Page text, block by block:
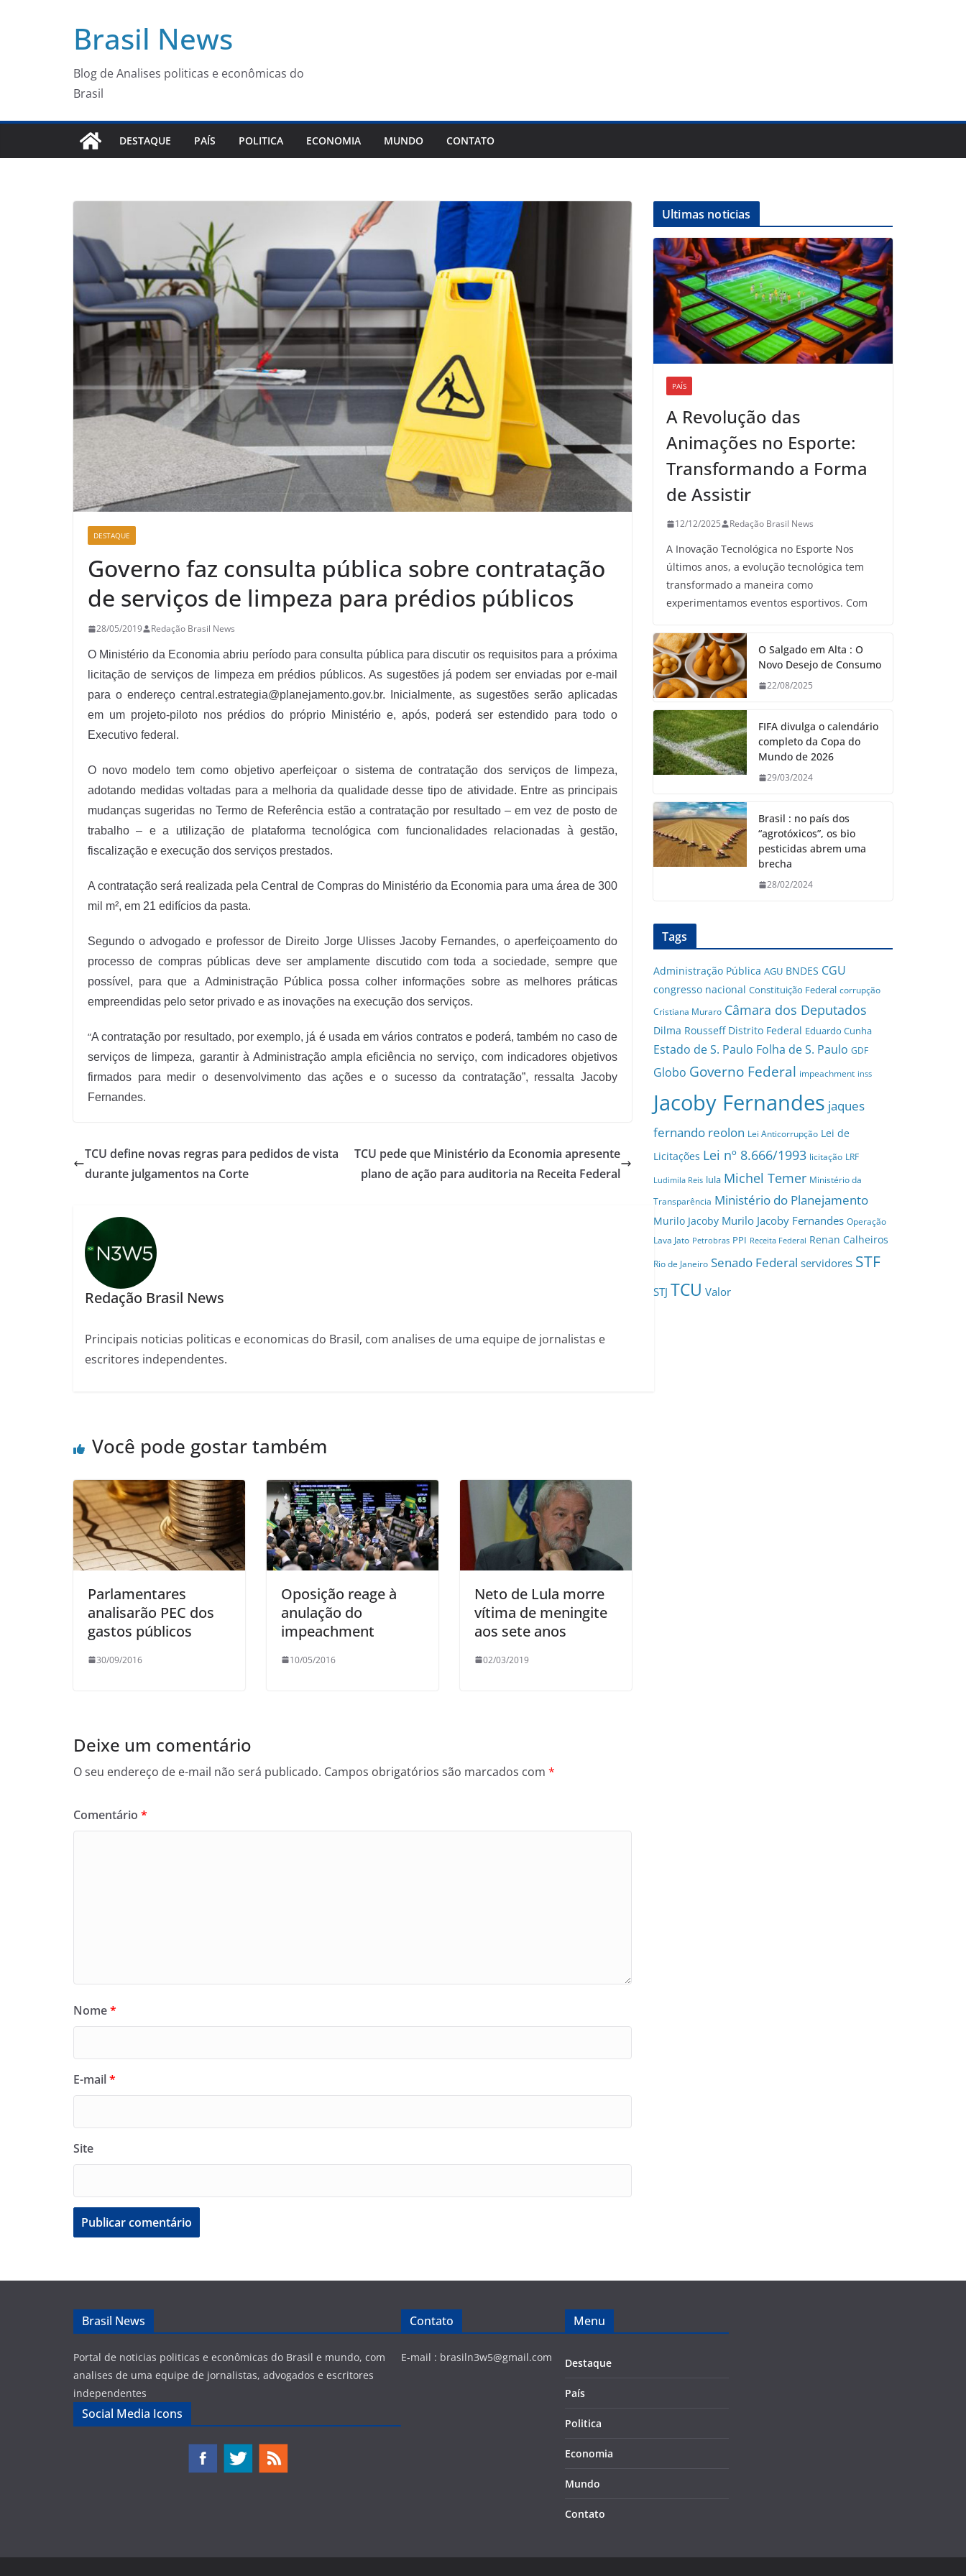
Brasil News
Blog de Analises politicas e econômicas do
Brasil
DESTAQUE PAÍS POLITICA ECONOMIA MUNDO CONTATO
DESTAQUE
Governo faz consulta pública sobre contratação
de serviços de limpeza para prédios públicos
28/05/2019 Redação Brasil News
O Ministério da Economia abriu período para consulta pública para discutir os requisitos para a próxima
licitação de serviços de limpeza em prédios públicos. As sugestões já podem ser enviadas por e-mail
para o endereço central.estrategia@planejamento.gov.br. Inicialmente, as sugestões serão aplicadas
em um projeto-piloto nos prédios do próprio Ministério e, após, poderá ser estendido para todo o
Executivo federal.
O novo modelo tem como objetivo aperfeiçoar o sistema de contratação dos serviços de limpeza,
adotando medidas voltadas para a melhoria da qualidade desse tipo de atividade. Entre as principais
mudanças sugeridas no Termo de Referência estão a contratação por resultado – em vez de posto de
trabalho – e a utilização de plataforma tecnológica com funcionalidades relacionadas à gestão,
fiscalização e execução dos serviços prestados.
A contratação será realizada pela Central de Compras do Ministério da Economia para uma área de 300
mil m², em 21 edifícios da pasta.
Segundo o advogado e professor de Direito Jorge Ulisses Jacoby Fernandes, o aperfeiçoamento do
processo de compras públicas deve ser amplamente discutido com toda a sociedade, sempre que
possível, para que a Administração Pública possa colher informações sobre as melhores práticas
empreendidas pelo setor privado e as inovações na execução dos serviços.
“A contratação por resultado, por exemplo, já é usada em vários contratos e poderá, também no caso de
serviços de limpeza, garantir à Administração ampla eficiência no serviço, com indicadores objetivos
firmados para medir o desenvolvimento das ações e o sucesso da contratação”, ressalta Jacoby
Fernandes.
TCU define novas regras para pedidos de vista
durante julgamentos na Corte
TCU pede que Ministério da Economia apresente
plano de ação para auditoria na Receita Federal
Redação Brasil News
Principais noticias politicas e economicas do Brasil, com analises de uma equipe de jornalistas e
escritores independentes.
Você pode gostar também
Parlamentares
analisarão PEC dos
gastos públicos
30/09/2016
Oposição reage à
anulação do
impeachment
10/05/2016
Neto de Lula morre
vítima de meningite
aos sete anos
02/03/2019
Deixe um comentário
O seu endereço de e-mail não será publicado. Campos obrigatórios são marcados com *
Comentário *
Nome*
E-mail*
Site
Ultimas noticias
PAÍS
A Revolução das
Animações no Esporte:
Transformando a Forma
de Assistir
12/12/2025 Redação Brasil News
A Inovação Tecnológica no Esporte Nos
últimos anos, a evolução tecnológica tem
transformado a maneira como
experimentamos eventos esportivos. Com
O Salgado em Alta : O
Novo Desejo de Consumo
22/08/2025
FIFA divulga o calendário
completo da Copa do
Mundo de 2026
29/03/2024
Brasil : no país dos
“agrotóxicos”, os bio
pesticidas abrem uma
brecha
28/02/2024
Tags
Administração Pública AGU BNDES CGU
congresso nacional Constituição Federal corrupção
Cristiana Muraro Câmara dos Deputados
Dilma Rousseff Distrito Federal Eduardo Cunha
Estado de S. Paulo Folha de S. Paulo GDF
Globo Governo Federal impeachment inss
Jacoby Fernandes jaques
fernando reolon Lei Anticorrupção Lei de
Licitações Lei nº 8.666/1993 licitação LRF
Ludimila Reis lula Michel Temer Ministério da
Transparência Ministério do Planejamento
Murilo Jacoby Murilo Jacoby Fernandes Operação
Lava Jato Petrobras PPI Receita Federal Renan Calheiros
Rio de Janeiro Senado Federal servidores STF
STJ TCU Valor
Brasil News
Portal de noticias politicas e econômicas do Brasil e mundo, com
analises de uma equipe de jornalistas, advogados e escritores
independentes
Social Media Icons
Contato
E-mail : brasiln3w5@gmail.com
Menu
Destaque
País
Politica
Economia
Mundo
Contato